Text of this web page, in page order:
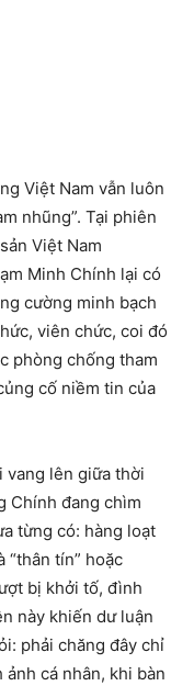
Việt Nam vẫn luôn
nhũng”. Tại phiên
Việt Nam
Minh Chính lại có
cường minh bạch
viên chức, coi đó
phòng chống tham
cố niềm tin của
vang lên giữa thời
Chính đang chìm
từng có: hàng loạt
tín” hoặc
bị khởi tố, đình
này khiến dư luận
phải chăng đây chỉ
ảnh cá nhân, khi bàn